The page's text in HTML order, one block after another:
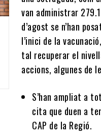
van administrar
d’agost se n’han
l’inici de la
tal recuperar el
accions, algunes de
S’han ampliat a
cita que duen a
CAP de la Regió.